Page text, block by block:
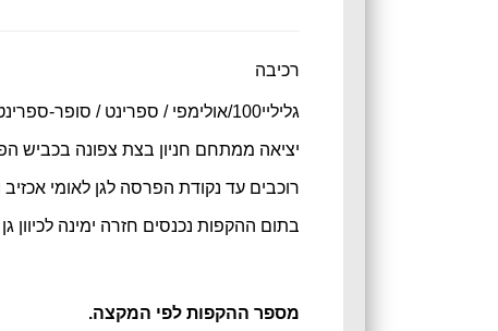
רכיבה
גליליי100/אולימפי / ספרינט / סופר-ספרינט
יציאה ממתחם חניון בצת צפונה בכביש
רוכבים עד נקודת הפרסה לגן לאומי
בתום ההקפות נכנסים חזרה ימינה לכיוון
מספר ההקפות לפי המקצה.